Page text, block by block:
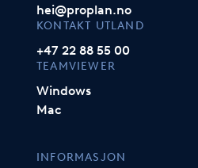
hei@proplan.no
KONTAKT UTLAND
+47 22 88 55 00
TEAMVIEWER
Windows
Mac
INFORMASJON